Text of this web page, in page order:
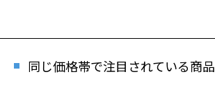
同じ価格帯で注目されている商品